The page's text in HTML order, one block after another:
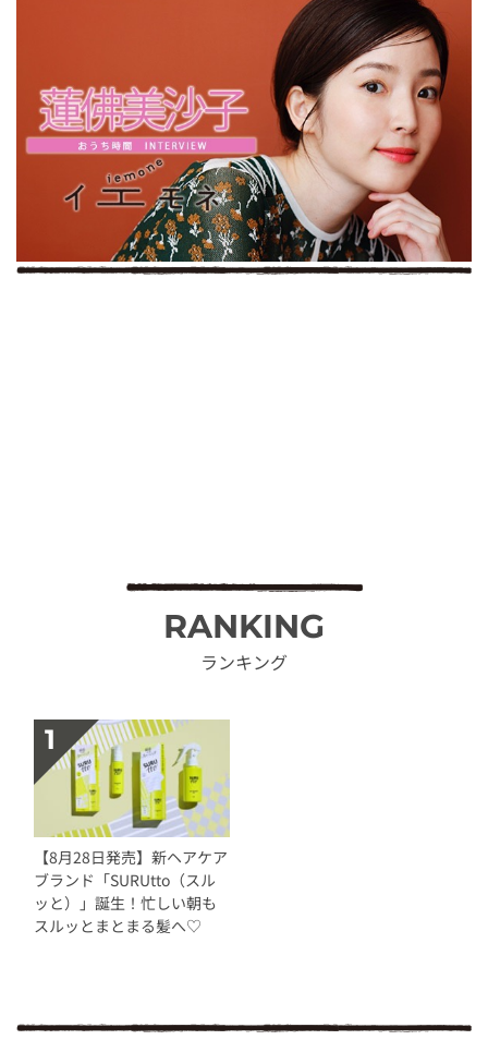
RANKING
ランキング
【8月28日発売】新ヘアケア
ブランド「SURUtto（スル
ッと）」誕生！忙しい朝も
スルッとまとまる髪へ♡